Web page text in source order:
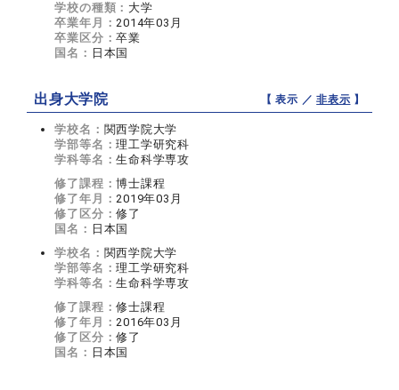
学校の種類： 大学
卒業年月：2014年03月
卒業区分：卒業
国名： 日本国
出身大学院 【 表示 ／非表示 】
学校名： 関西学院大学
学部等名：理工学研究科
学科等名：生命科学専攻
修了課程：博士課程
修了年月：2019年03月
修了区分：修了
国名： 日本国
学校名： 関西学院大学
学部等名：理工学研究科
学科等名：生命科学専攻
修了課程：修士課程
修了年月：2016年03月
修了区分：修了
国名： 日本国